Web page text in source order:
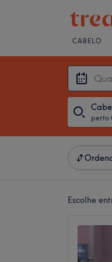
CABELO
perto
Escolhe